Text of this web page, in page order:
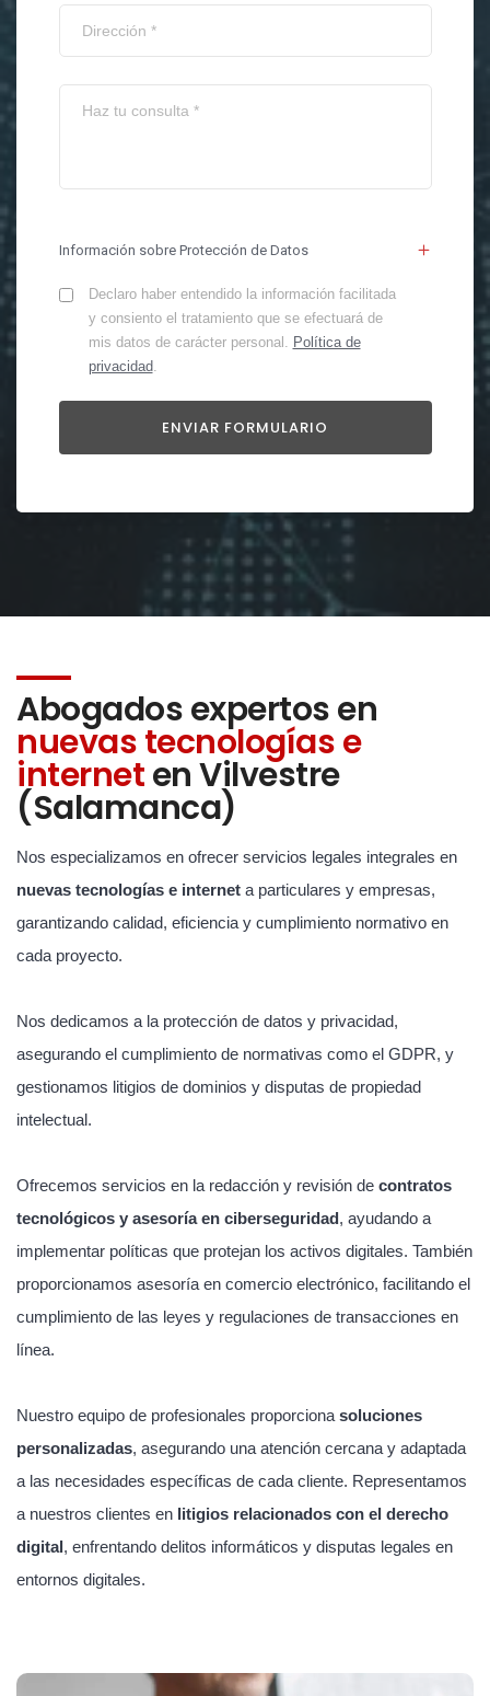
Información sobre Protección de Datos
Declaro haber entendido la información facilitada
y consiento el tratamiento que se efectuará de
mis datos de carácter personal. Política de
privacidad.
Abogados expertos en
nuevas tecnologías e
interneten Vilvestre
(Salamanca)
Nos especializamos en ofrecer servicios legales integrales en
nuevas tecnologías e internet a particulares y empresas,
garantizando calidad, eficiencia y cumplimiento normativo en
cada proyecto.
Nos dedicamos a la protección de datos y privacidad,
asegurando el cumplimiento de normativas como el GDPR, y
gestionamos litigios de dominios y disputas de propiedad
intelectual.
Ofrecemos servicios en la redacción y revisión de contratos
tecnológicos y asesoría en ciberseguridad, ayudando a
implementar políticas que protejan los activos digitales. También
proporcionamos asesoría en comercio electrónico, facilitando el
cumplimiento de las leyes y regulaciones de transacciones en
línea.
Nuestro equipo de profesionales proporciona soluciones
personalizadas, asegurando una atención cercana y adaptada
a las necesidades específicas de cada cliente. Representamos
a nuestros clientes en litigios relacionados con el derecho
digital, enfrentando delitos informáticos y disputas legales en
entornos digitales.